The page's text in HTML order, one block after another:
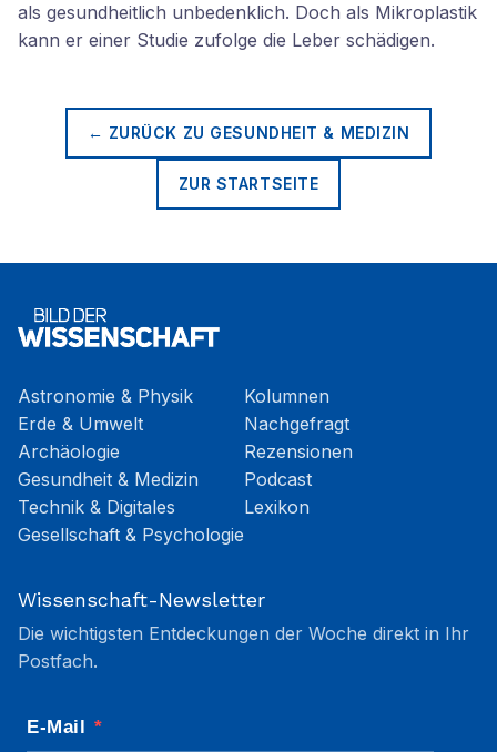
als gesundheitlich unbedenklich. Doch als Mikroplastik
kann er einer Studie zufolge die Leber schädigen.
← ZURÜCK ZU GESUNDHEIT & MEDIZIN
ZUR STARTSEITE
Astronomie & Physik
Erde & Umwelt
Archäologie
Gesundheit & Medizin
Technik & Digitales
Gesellschaft & Psychologie
Kolumnen
Nachgefragt
Rezensionen
Podcast
Lexikon
Wissenschaft-Newsletter
Die wichtigsten Entdeckungen der Woche direkt in Ihr
Postfach.